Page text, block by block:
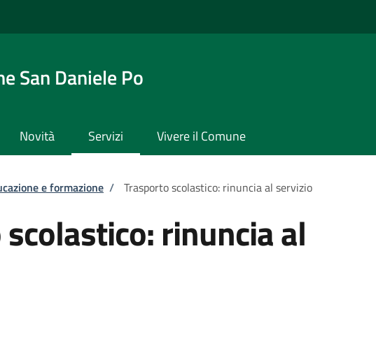
San Daniele Po
Novità Servizi Vivere il Comune
e formazione / Trasporto scolastico: rinuncia al servizio
rinuncia al